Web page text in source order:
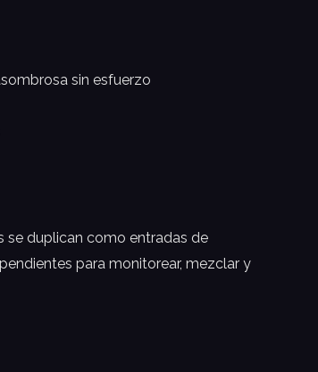
sin esfuerzo
se duplican como entradas de
para monitorear, mezclar y